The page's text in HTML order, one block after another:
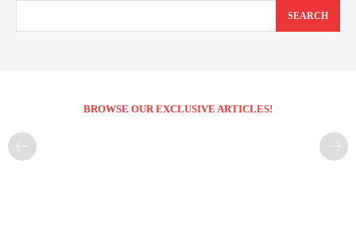
SEARCH
BROWSE OUR EXCLUSIVE ARTICLES!